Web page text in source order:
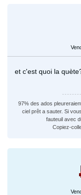
et c'est quoi la
97% des ados
ciel prêt a sauter. Si
fauteuil avec
Copiez-